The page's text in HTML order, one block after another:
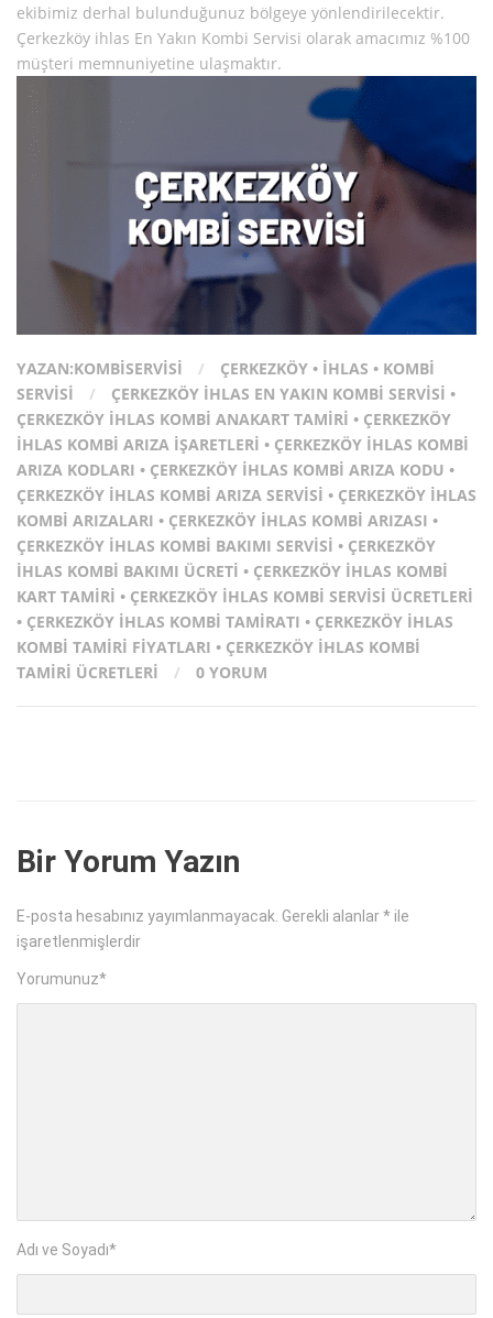
ekibimiz derhal bulunduğunuz bölgeye yönlendirilecektir.
Çerkezköy ihlas En Yakın Kombi Servisi olarak amacımız %100
müşteri memnuniyetine ulaşmaktır.
YAZAN:KOMBISERVISI / ÇERKEZKÖY • IHLAS • KOMBI
SERVISI
/ ÇERKEZKÖY IHLAS EN YAKIN KOMBI SERVISI •
ÇERKEZKÖY IHLAS KOMBI ANAKART TAMIRI • ÇERKEZKÖY
IHLAS KOMBI ARIZA İŞARETLERI • ÇERKEZKÖY IHLAS KOMBI
ARIZA KODLARI • ÇERKEZKÖY IHLAS KOMBI ARIZA KODU •
ÇERKEZKÖY IHLAS KOMBI ARIZA SERVISI • ÇERKEZKÖY IHLAS
KOMBI ARIZALARI • ÇERKEZKÖY IHLAS KOMBI ARIZASI •
ÇERKEZKÖY IHLAS KOMBI BAKIMI SERVISI • ÇERKEZKÖY
IHLAS KOMBI BAKIMI ÜCRETI • ÇERKEZKÖY IHLAS KOMBI
KART TAMIRI • ÇERKEZKÖY IHLAS KOMBI SERVISI ÜCRETLERI
• ÇERKEZKÖY IHLAS KOMBI TAMIRATI • ÇERKEZKÖY IHLAS
KOMBI TAMIRI FIYATLARI • ÇERKEZKÖY IHLAS KOMBI
TAMIRI ÜCRETLERI
/ 0 YORUM
Bir Yorum Yazın
E-posta hesabınız yayımlanmayacak. Gerekli alanlar* ile
işaretlenmişlerdir
Yorumunuz*
Adı ve Soyadı*